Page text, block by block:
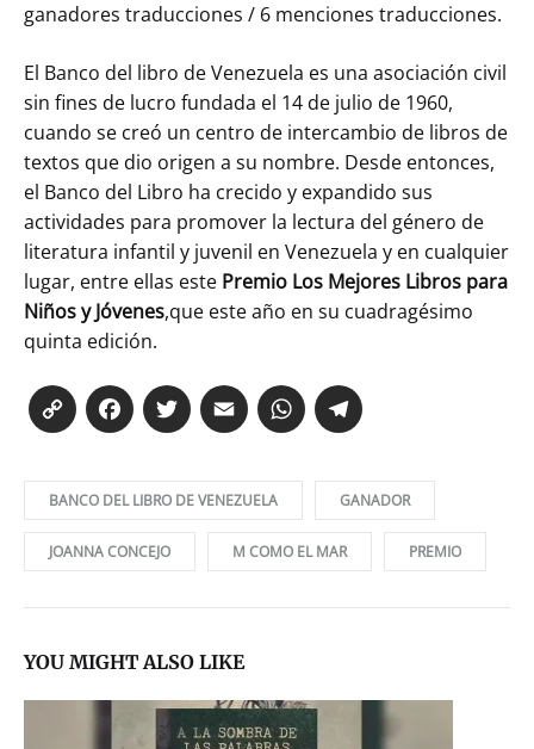
ganadores traducciones / 6 menciones traducciones.
El Banco del libro de Venezuela es una asociación civil
sin fines de lucro fundada el 14 de julio de 1960,
cuando se creó un centro de intercambio de libros de
textos que dio origen a su nombre. Desde entonces,
el Banco del Libro ha crecido y expandido sus
actividades para promover la lectura del género de
literatura infantil y juvenil en Venezuela y en cualquier
lugar, entre ellas este Premio Los Mejores Libros para
Niños y Jóvenes,que este año en su cuadragésimo
quinta edición.
Co
py
Li
nk
Fa
ce
bo
ok
T
wi
tte
r
E
m
ail
W
ha
ts
Ap
p
gr
a
m
BANCO DEL LIBRO DE VENEZUELA GANADOR
JOANNA CONCEJO M COMO EL MAR PREMIO
YOU MIGHT ALSO LIKE